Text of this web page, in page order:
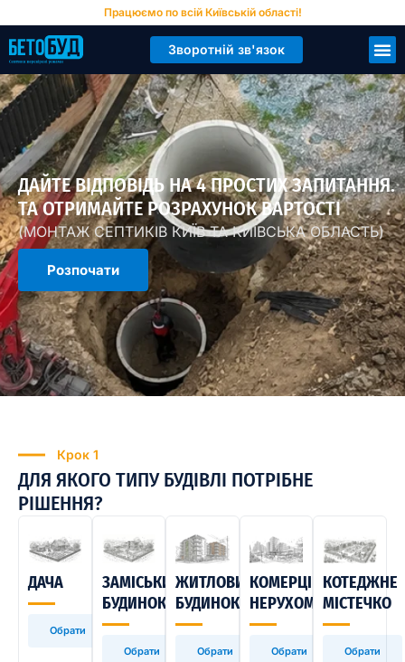
Працюємо по всій Київській області!
Зворотній зв'язок
ДАЙТЕ ВІДПОВІДЬ НА 4 ПРОСТИХ ЗАПИТАННЯ.
ТА ОТРИМАЙТЕ РОЗРАХУНОК ВАРТОСТІ
(МОНТАЖ СЕПТИКІВ КИЇВ ТА КИЇВСЬКА ОБЛАСТЬ)
Розпочати
Крок 1
ДЛЯ ЯКОГО ТИПУ БУДІВЛІ ПОТРІБНЕ
РІШЕННЯ?
ДАЧА
Обрати
ЗАМІСЬКИЙ
БУДИНОК
Обрати
ЖИТЛОВИЙ
БУДИНОК
Обрати
КОМЕРЦІЙНА
НЕРУХОМІСТЬ
Обрати
КОТЕДЖНЕ
МІСТЕЧКО
Обрати